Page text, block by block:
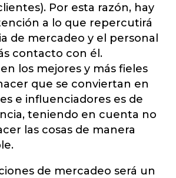
Por esta razón, hay
a lo que repercutirá
de mercadeo y el personal
contacto con él.
los mejores y más fieles
que se conviertan en
e influenciadores es de
teniendo en cuenta no
las cosas de manera
de mercadeo será un